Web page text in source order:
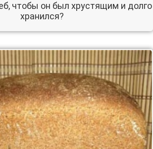
чтобы он был хрустящим и долго
хранился?